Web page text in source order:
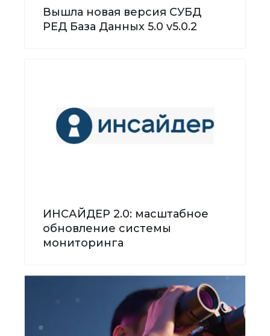
Вышла новая версия СУБД
РЕД База Данных 5.0 v5.0.2
ИНСАЙДЕР 2.0: масштабное
обновление системы
мониторинга